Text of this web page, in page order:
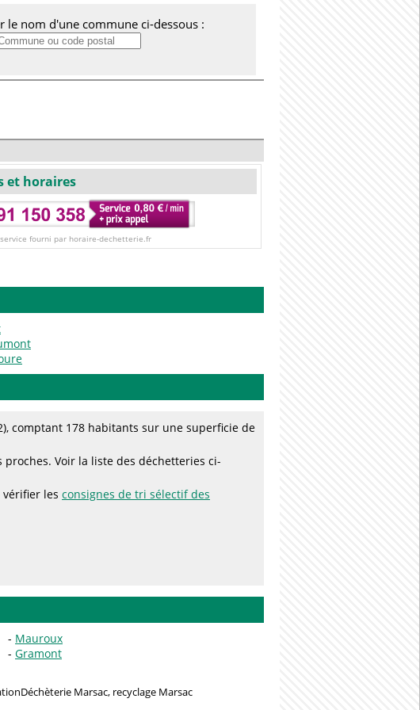
le nom d'une commune ci-dessous :
et horaires
service fourni par horaire-dechetterie.fr
comptant 178 habitants sur une superficie de
Voir la liste des déchetteries ci-
les consignes de tri sélectif des
Mauroux
Gramont
Déchèterie Marsac, recyclage Marsac